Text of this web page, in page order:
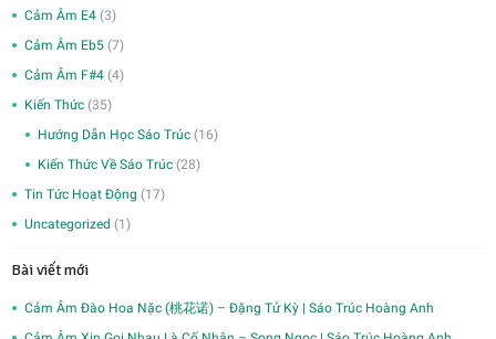
Cảm Âm E4 (3)
Cảm Âm Eb5 (7)
Cảm Âm F#4 (4)
Kiến Thức (35)
Hướng Dẫn Học Sáo Trúc (16)
Kiến Thức Về Sáo Trúc (28)
Tin Tức Hoạt Động (17)
Uncategorized (1)
Bài viết mới
Cảm Âm Đào Hoa Nặc (桃花诺) – Đặng Tử Kỳ | Sáo Trúc Hoàng Anh